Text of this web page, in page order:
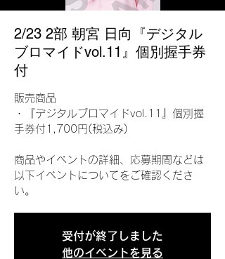
2/23 2部 朝宮 日向『デジタル
ブロマイドvol.11』個別握手券
付
販売商品
・『デジタルブロマイドvol.11』個別握
手券付1,700円(税込み)
商品やイベントの詳細、応募期間などは
以下イベントについてをご確認くださ
い。
受付が終了しました
他のイベントを見る